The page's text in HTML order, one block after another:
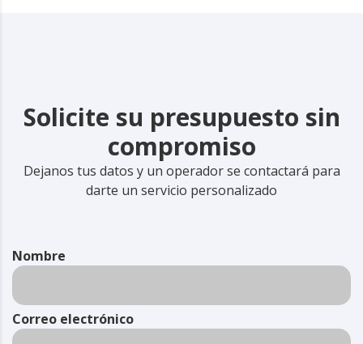
Solicite su presupuesto sin
compromiso
Dejanos tus datos y un operador se contactará para
darte un servicio personalizado
Nombre
Correo electrónico